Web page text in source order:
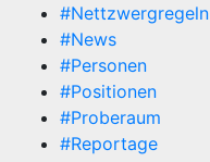
#Nettzwergregeln
#News
#Personen
#Positionen
#Proberaum
#Reportage